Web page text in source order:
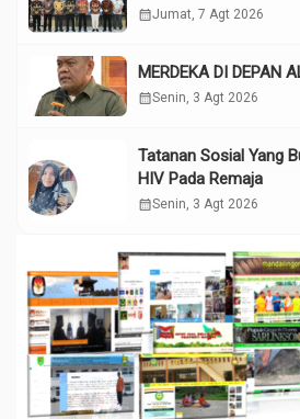
calendar_monthJumat, 7 Agt 2026
MERDEKA DI DEPAN
calendar_monthSenin, 3 Agt 2026
Tatanan Sosial Yang
HIV Pada Remaja
calendar_monthSenin, 3 Agt 2026